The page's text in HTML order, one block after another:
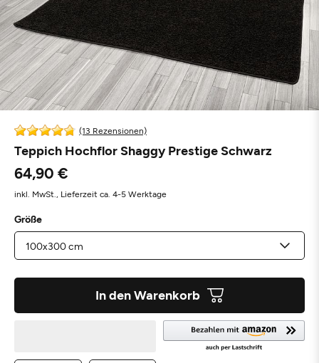
(13 Rezensionen)
Teppich Hochflor Shaggy Prestige Schwarz
64,90 €
inkl. MwSt., Lieferzeit ca. 4-5 Werktage
Größe
In den Warenkorb